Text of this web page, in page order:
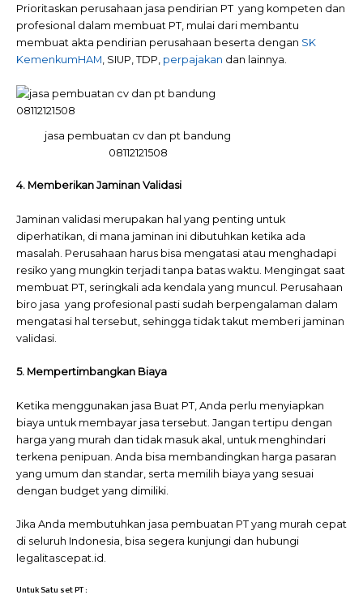
Prioritaskan perusahaan jasa pendirian PT yang kompeten dan
profesional dalam membuat PT, mulai dari membantu
membuat akta pendirian perusahaan beserta dengan SK
KemenkumHAM, SIUP, TDP, perpajakan dan lainnya.
jasa pembuatan cv dan pt bandung
08112121508
4. Memberikan Jaminan Validasi
Jaminan validasi merupakan hal yang penting untuk
diperhatikan, di mana jaminan ini dibutuhkan ketika ada
masalah. Perusahaan harus bisa mengatasi atau menghadapi
resiko yang mungkin terjadi tanpa batas waktu. Mengingat saat
membuat PT, seringkali ada kendala yang muncul. Perusahaan
biro jasa yang profesional pasti sudah berpengalaman dalam
mengatasi hal tersebut, sehingga tidak takut memberi jaminan
validasi.
5. Mempertimbangkan Biaya
Ketika menggunakan jasa Buat PT, Anda perlu menyiapkan
biaya untuk membayar jasa tersebut. Jangan tertipu dengan
harga yang murah dan tidak masuk akal, untuk menghindari
terkena penipuan. Anda bisa membandingkan harga pasaran
yang umum dan standar, serta memilih biaya yang sesuai
dengan budget yang dimiliki.
Jika Anda membutuhkan jasa pembuatan PT yang murah cepat
di seluruh Indonesia, bisa segera kunjungi dan hubungi
legalitascepat.id.
Untuk Satu set PT :